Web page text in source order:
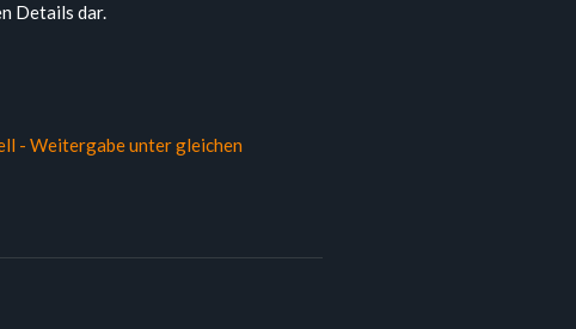
Details dar.
- Weitergabe unter gleichen